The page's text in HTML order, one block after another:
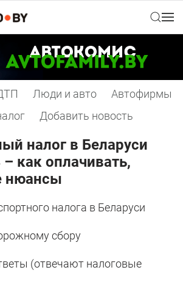
Люди и авто
Автофирмы
Добавить новость
налог в Беларуси
как оплачивать,
нюансы
налога в Беларуси
сбору
(отвечают налоговые